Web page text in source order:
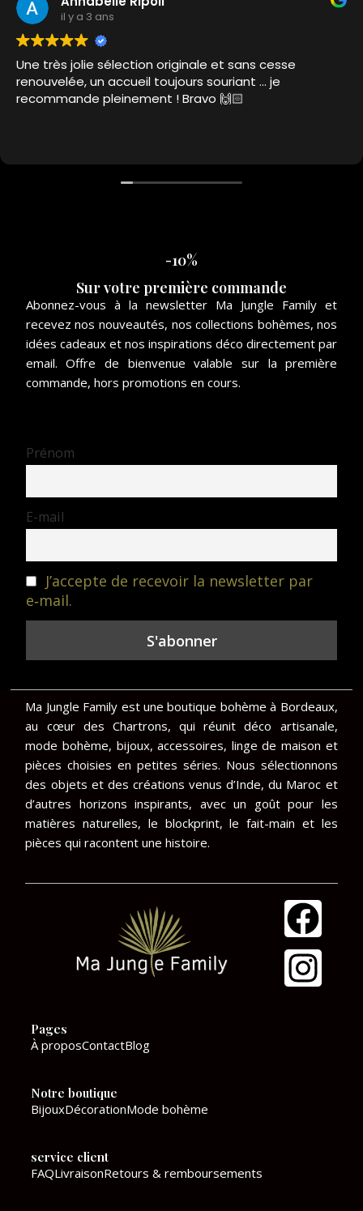
il y a 3 ans
Une très jolie sélection originale et sans cesse
renouvelée, un accueil toujours souriant … je
recommande pleinement ! Bravo 🙌🏻
-10%
Sur votre première commande
Abonnez-vous à la newsletter Ma Jungle Family et
recevez nos nouveautés, nos collections bohèmes, nos
idées cadeaux et nos inspirations déco directement par
email. Offre de bienvenue valable sur la première
commande, hors promotions en cours.
Prénom
E-mail
J’accepte de recevoir la newsletter par
e‑mail.
Ma Jungle Family est une boutique bohème à Bordeaux,
au cœur des Chartrons, qui réunit déco artisanale,
mode bohème, bijoux, accessoires, linge de maison et
pièces choisies en petites séries. Nous sélectionnons
des objets et des créations venus d’Inde, du Maroc et
d’autres horizons inspirants, avec un goût pour les
matières naturelles, le blockprint, le fait-main et les
pièces qui racontent une histoire.
F
a
c
I
n
s
Pages
À proposContactBlog
Notre boutique
BijouxDécorationMode bohème
service client
FAQLivraisonRetours & remboursements